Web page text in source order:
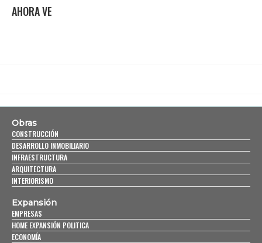
AHORA VE
Obras
CONSTRUCCIÓN
DESARROLLO INMOBILIARIO
INFRAESTRUCTURA
ARQUITECTURA
INTERIORISMO
Expansión
EMPRESAS
HOME EXPANSIÓN POLITICA
ECONOMÍA